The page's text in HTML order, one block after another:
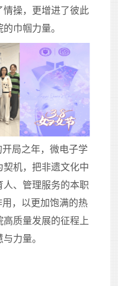
情操，更增进了彼此
巾帼力量。
开局之年，微电子学
契机，把非遗文化中
、管理服务的本职
，以更加饱满的热
质量发展的征程上
力量。